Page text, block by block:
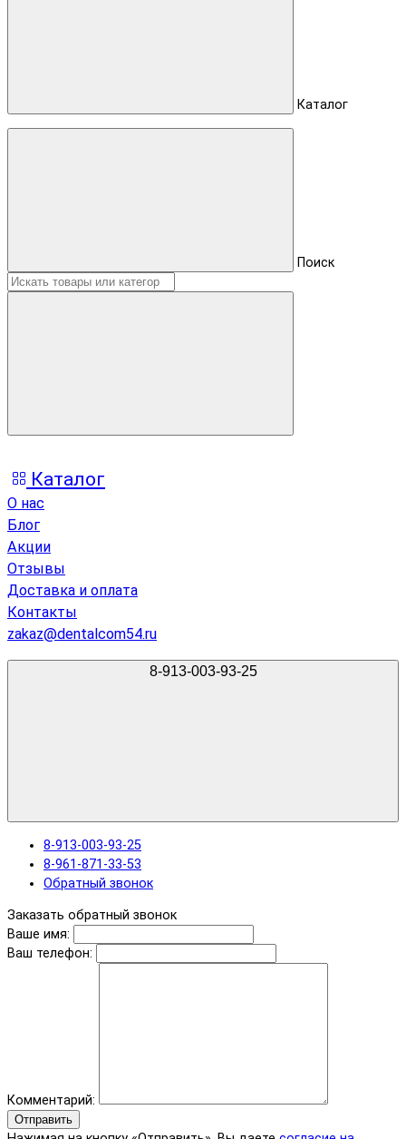
Каталог
Поиск
Каталог
О нас
Блог
Акции
Отзывы
Доставка и оплата
Контакты
zakaz@dentalcom54.ru
8-913-003-93-25
8-913-003-93-25
8-961-871-33-53
Обратный звонок
Заказать обратный звонок
Ваше имя:
Ваш телефон:
Комментарий:
Отправить